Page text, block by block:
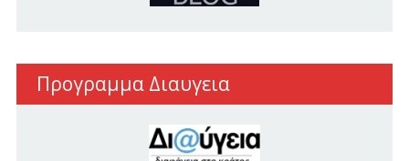
Προγραμμα Διαυγεια